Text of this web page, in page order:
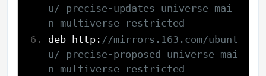
u/ precise-updates universe mai
n multiverse restricted
deb http : //mirrors.163.com/ubunt
u/ precise-proposed universe mai
n multiverse restricted